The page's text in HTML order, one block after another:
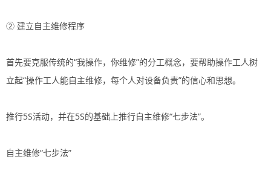
② 建立自主维修程序
首先要克服传统的“我操作，你维修”的分工概念，要帮助操作工人树
立起“操作工人能自主维修，每个人对设备负责”的信心和思想。
推行5S活动，并在5S的基础上推行自主维修“七步法”。
自主维修“七步法”